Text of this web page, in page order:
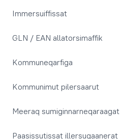
Immersuiffissat
GLN / EAN allatorsimaffik
Kommuneqarfiga
Kommunimut pilersaarut
Meeraq sumiginnarneqaraagat
Paasissutissat illersugaanerat